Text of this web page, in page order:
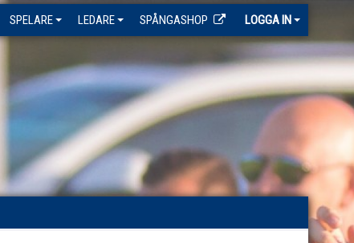
SPELARE LEDARE SPÅNGASHOP LOGGA IN